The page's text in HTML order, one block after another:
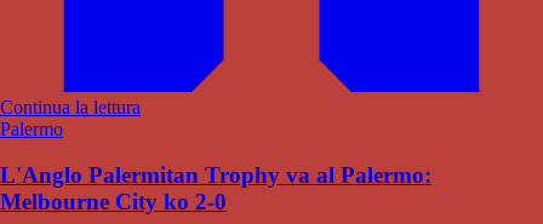
Continua la lettura
Palermo
L'Anglo Palermitan Trophy va al Palermo:
Melbourne City ko 2-0